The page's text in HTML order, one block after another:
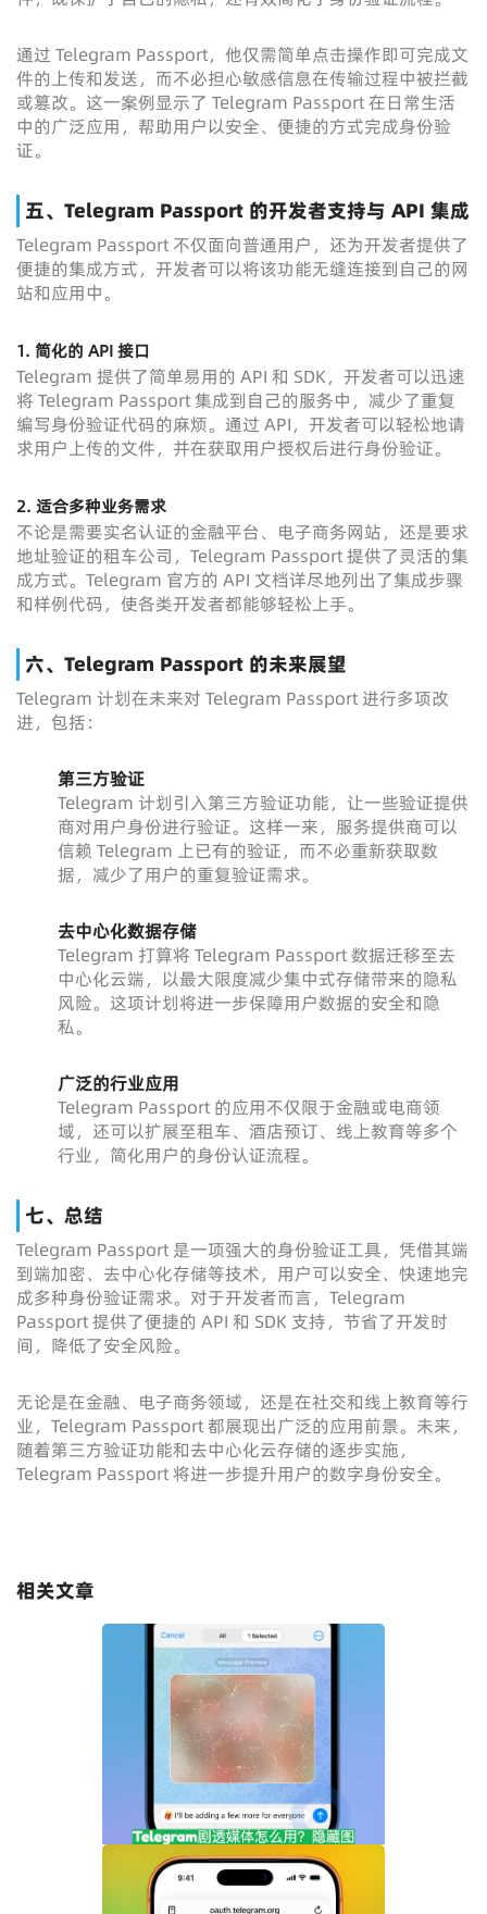
通过 Telegram Passport，他仅需简单点击操作即可完成文
件的上传和发送，而不必担心敏感信息在传输过程中被拦截
或篡改。这一案例显示了 Telegram Passport 在日常生活
中的广泛应用，帮助用户以安全、便捷的方式完成身份验
证。
五、Telegram Passport 的开发者支持与 API 集成
Telegram Passport 不仅面向普通用户，还为开发者提供了
便捷的集成方式，开发者可以将该功能无缝连接到自己的网
站和应用中。
1. 简化的 API 接口
Telegram 提供了简单易用的 API 和 SDK，开发者可以迅速
将 Telegram Passport 集成到自己的服务中，减少了重复
编写身份验证代码的麻烦。通过 API，开发者可以轻松地请
求用户上传的文件，并在获取用户授权后进行身份验证。
2. 适合多种业务需求
不论是需要实名认证的金融平台、电子商务网站，还是要求
地址验证的租车公司，Telegram Passport 提供了灵活的集
成方式。Telegram 官方的 API 文档详尽地列出了集成步骤
和样例代码，使各类开发者都能够轻松上手。
六、Telegram Passport 的未来展望
Telegram 计划在未来对 Telegram Passport 进行多项改
进，包括：
第三方验证
Telegram 计划引入第三方验证功能，让一些验证提供
商对用户身份进行验证。这样一来，服务提供商可以
信赖 Telegram 上已有的验证，而不必重新获取数
据，减少了用户的重复验证需求。
去中心化数据存储
Telegram 打算将 Telegram Passport 数据迁移至去
中心化云端，以最大限度减少集中式存储带来的隐私
风险。这项计划将进一步保障用户数据的安全和隐
私。
广泛的行业应用
Telegram Passport 的应用不仅限于金融或电商领
域，还可以扩展至租车、酒店预订、线上教育等多个
行业，简化用户的身份认证流程。
七、总结
Telegram Passport 是一项强大的身份验证工具，凭借其端
到端加密、去中心化存储等技术，用户可以安全、快速地完
成多种身份验证需求。对于开发者而言，Telegram
Passport 提供了便捷的 API 和 SDK 支持，节省了开发时
间，降低了安全风险。
无论是在金融、电子商务领域，还是在社交和线上教育等行
业，Telegram Passport 都展现出广泛的应用前景。未来，
随着第三方验证功能和去中心化云存储的逐步实施，
Telegram Passport 将进一步提升用户的数字身份安全。
相关文章